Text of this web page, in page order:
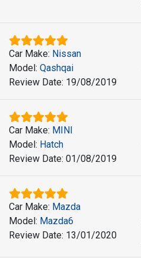
Car Make: Nissan
Model: Qashqai
Review Date: 19/08/2019
Car Make: MINI
Model: Hatch
Review Date: 01/08/2019
Car Make: Mazda
Model: Mazda6
Review Date: 13/01/2020